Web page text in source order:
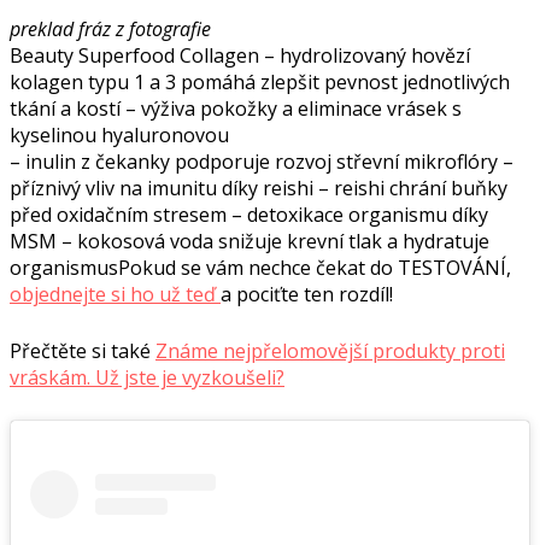
preklad fráz z fotografie
Beauty Superfood Collagen – hydrolizovaný hovězí
kolagen typu 1 a 3 pomáhá zlepšit pevnost jednotlivých
tkání a kostí – výživa pokožky a eliminace vrásek s
kyselinou hyaluronovou
– inulin z čekanky podporuje rozvoj střevní mikroflóry –
příznivý vliv na imunitu díky reishi – reishi chrání buňky
před oxidačním stresem – detoxikace organismu díky
MSM – kokosová voda snižuje krevní tlak a hydratuje
organismusPokud se vám nechce čekat do TESTOVÁNÍ,
objednejte si ho už teďa pociťte ten rozdíl!
Přečtěte si také Známe nejpřelomovější produkty proti
vráskám. Už jste je vyzkoušeli?